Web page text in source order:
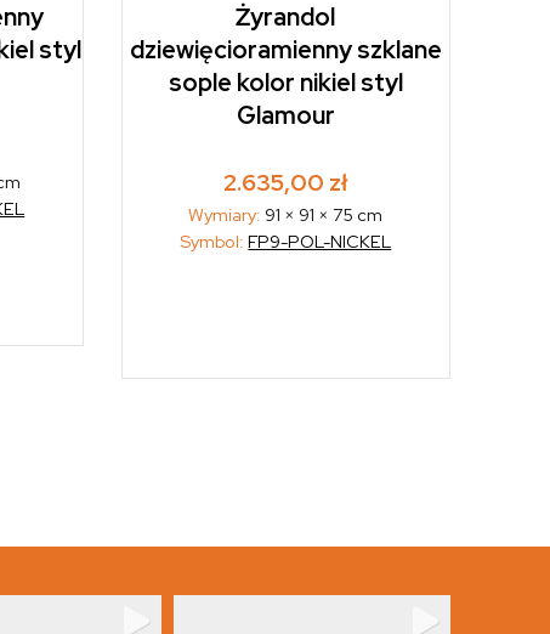
styl
Żyrandol
dziewięcioramienny szklane
sople kolor nikiel styl
Glamour
2.635,00 zł
Wymiary: 91 × 91 × 75 cm
Symbol:FP9-POL-NICKEL